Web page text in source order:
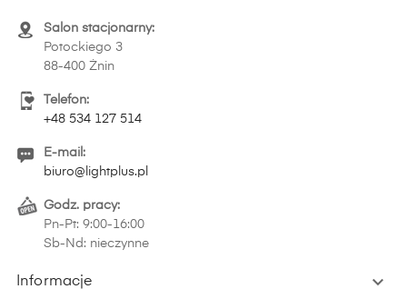
Salon stacjonarny:
Potockiego 3
88-400 Żnin
Telefon:
+48 534 127 514
E-mail:
biuro@lightplus.pl
Godz. pracy:
Pn-Pt: 9:00-16:00
Sb-Nd: nieczynne
Informacje 